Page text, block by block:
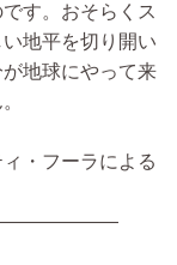
す。おそらくス
地平を切り開い
地球にやって来
・フーラによる